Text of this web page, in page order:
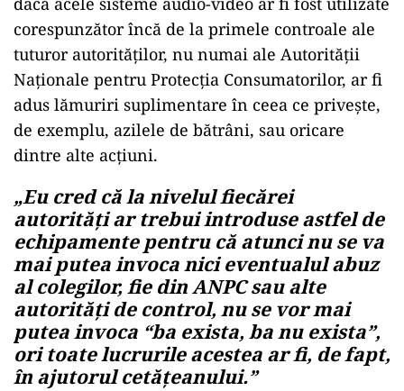
corespunzător încă de la primele controale ale
tuturor autorităților, nu numai ale Autorității
Naționale pentru Protecția Consumatorilor, ar fi
adus lămuriri suplimentare în ceea ce privește,
de exemplu, azilele de bătrâni, sau oricare
dintre alte acțiuni.
„Eu cred că la nivelul fiecărei
autorități ar trebui introduse astfel de
echipamente pentru că atunci nu se va
mai putea invoca nici eventualul abuz
al colegilor, fie din ANPC sau alte
autorități de control, nu se vor mai
putea invoca “ba exista, ba nu exista”,
ori toate lucrurile acestea ar fi, de fapt,
în ajutorul cetățeanului.”